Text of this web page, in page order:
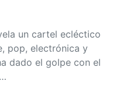
un cartel ecléctico
pop, electrónica y
dado el golpe con el